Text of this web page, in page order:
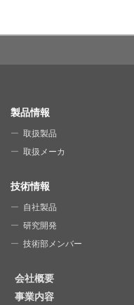
SITE MAP
製品情報
取扱製品
取扱メーカ
技術情報
自社製品
研究開発
技術部メンバー
会社概要
事業内容